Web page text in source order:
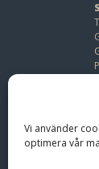
Vi använder
optimera vår